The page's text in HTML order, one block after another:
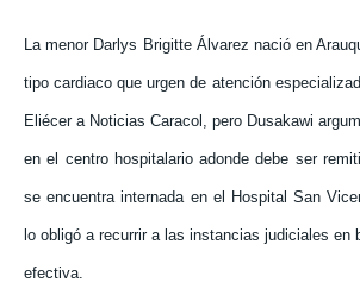
La menor Darlys Brigitte Álvarez nació en
tipo cardiaco que urgen de atención
Eliécer a Noticias Caracol, pero Dusakawi
en el centro hospitalario adonde debe ser
se encuentra internada en el Hospital San
lo obligó a recurrir a las instancias judiciales en
efectiva.